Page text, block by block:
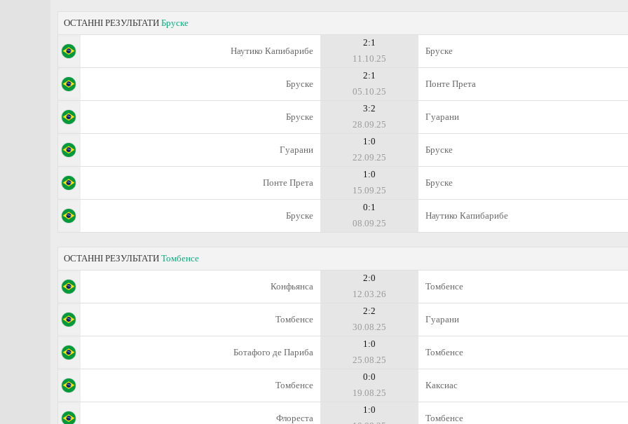
ОСТАННІ РЕЗУЛЬТАТИ Бруске
Наутико Капибарибе
2:1
11.10.25
Бруске
Бруске
2:1
05.10.25
Понте Прета
Бруске
3:2
28.09.25
Гуарани
Гуарани
1:0
22.09.25
Бруске
Понте Прета
1:0
15.09.25
Бруске
Бруске
0:1
08.09.25
Наутико Капибарибе
ОСТАННІ РЕЗУЛЬТАТИ Томбенсе
Конфьянса
2:0
12.03.26
Томбенсе
Томбенсе
2:2
30.08.25
Гуарани
Ботафого де Париба
1:0
25.08.25
Томбенсе
Томбенсе
0:0
19.08.25
Каксиас
Флореста
1:0
Томбенсе